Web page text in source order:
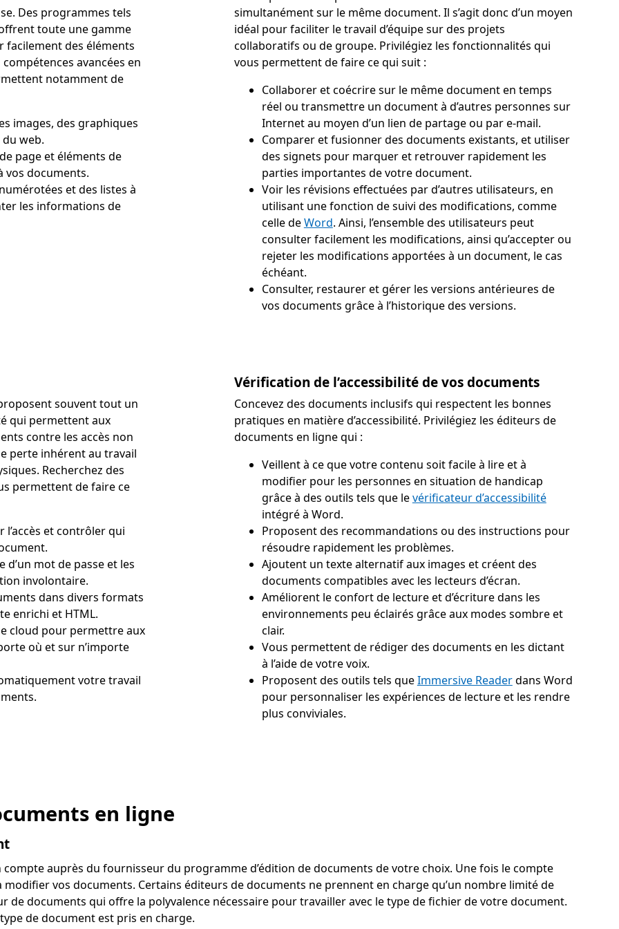
Des programmes tels
toute une gamme
facilement des éléments
avancées en
notamment de
images, des graphiques
web.
page et éléments de
vos documents.
et des listes à
les informations de
simultanément sur le même document. Il s’agit donc d’un moyen
idéal pour faciliter le travail d’équipe sur des projets
collaboratifs ou de groupe. Privilégiez les fonctionnalités qui
vous permettent de faire ce qui suit :
Collaborer et coécrire sur le même document en temps
réel ou transmettre un document à d’autres personnes sur
Internet au moyen d’un lien de partage ou par e-mail.
Comparer et fusionner des documents existants, et utiliser
des signets pour marquer et retrouver rapidement les
parties importantes de votre document.
Voir les révisions effectuées par d’autres utilisateurs, en
utilisant une fonction de suivi des modifications, comme
celle deWord. Ainsi, l’ensemble des utilisateurs peut
consulter facilement les modifications, ainsi qu’accepter ou
rejeter les modifications apportées à un document, le cas
échéant.
Consulter, restaurer et gérer les versions antérieures de
vos documents grâce à l’historique des versions.
souvent tout un
qui permettent aux
contre les accès non
perte inhérent au travail
Recherchez des
permettent de faire ce
et contrôler qui
d’un mot de passe et les
involontaire.
dans divers formats
enrichi et HTML.
cloud pour permettre aux
où et sur n’importe
votre travail
Vérification de l’accessibilité de vos documents
Concevez des documents inclusifs qui respectent les bonnes
pratiques en matière d’accessibilité. Privilégiez les éditeurs de
documents en ligne qui :
Veillent à ce que votre contenu soit facile à lire et à
modifier pour les personnes en situation de handicap
grâce à des outils tels que levérificateur d’accessibilité
intégré à Word.
Proposent des recommandations ou des instructions pour
résoudre rapidement les problèmes.
Ajoutent un texte alternatif aux images et créent des
documents compatibles avec les lecteurs d’écran.
Améliorent le confort de lecture et d’écriture dans les
environnements peu éclairés grâce aux modes sombre et
clair.
Vous permettent de rédiger des documents en les dictant
à l’aide de votre voix.
Proposent des outils tels queImmersive Readerdans Word
pour personnaliser les expériences de lecture et les rendre
plus conviviales.
en ligne
auprès du fournisseur du programme d’édition de documents de votre choix. Une fois le compte
vos documents. Certains éditeurs de documents ne prennent en charge qu’un nombre limité de
de documents qui offre la polyvalence nécessaire pour travailler avec le type de fichier de votre document.
de document est pris en charge.